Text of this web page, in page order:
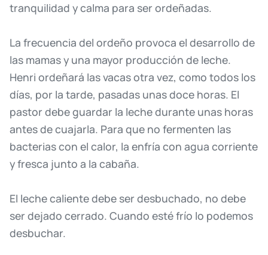
tranquilidad ycalma para ser ordeñadas.
La frecuencia del ordeño provoca el desarrollo de
las mamasy una mayor producción de leche.
Henri ordeñará lasvacasotra vez, como todos los
días, por la tarde, pasadas unasdoce horas. El
pastor debeguardar la lechedurante unas horas
antesdecuajarla. Para que no fermenten las
bacteriascon el calor, la enfría con agua corriente
yfresca junto a la cabaña.
El lechecalientedebe ser desbuchado, no debe
ser dejado cerrado. Cuando estéfrío lo podemos
desbuchar.